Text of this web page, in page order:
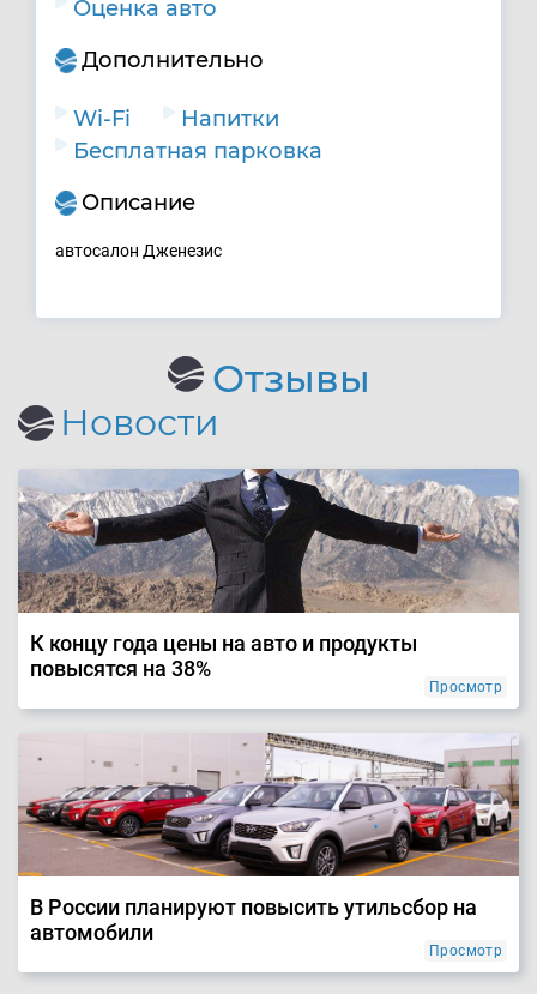
Оценка авто
Дополнительно
Wi-Fi
Напитки
Бесплатная парковка
Описание
автосалон Дженезис
Отзывы
Новости
К концу года цены на авто и продукты
повысятся на 38%
Просмотр
В России планируют повысить утильсбор на
автомобили
Просмотр